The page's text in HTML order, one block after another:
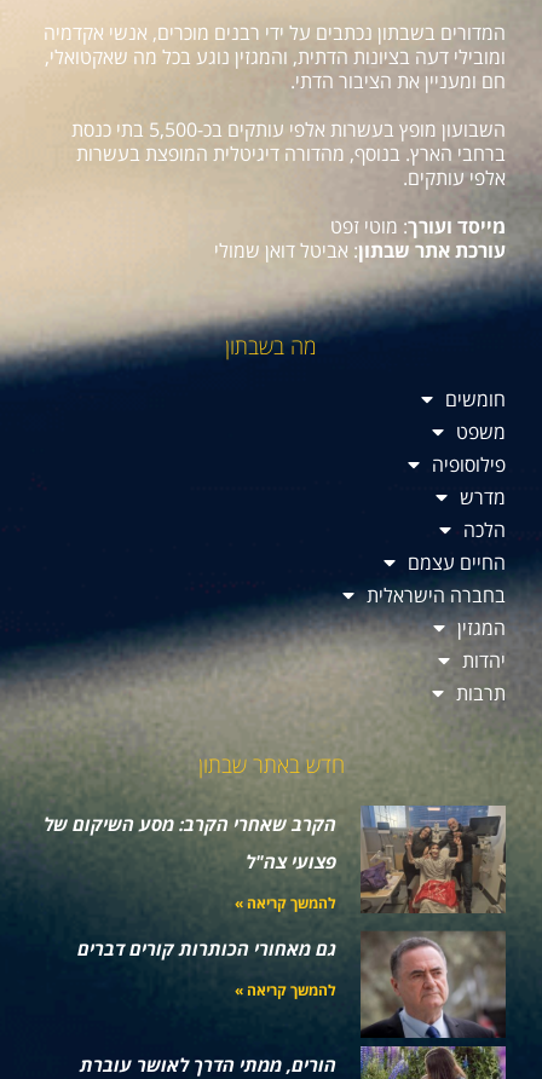
המדורים בשבתון נכתבים על ידי רבנים מוכרים, אנשי אקדמיה
ומובילי דעה בציונות הדתית, והמגזין נוגע בכל מה שאקטואלי,
חם ומעניין את הציבור הדתי.
השבועון מופץ בעשרות אלפי עותקים בכ-5,500 בתי כנסת
ברחבי הארץ. בנוסף, מהדורה דיגיטלית המופצת בעשרות
אלפי עותקים.
מייסד ועורך: מוטי זפט
עורכת אתר שבתון: אביטל דואן שמולי
מה בשבתון
חומשים
משפט
פילוסופיה
מדרש
הלכה
החיים עצמם
בחברה הישראלית
המגזין
יהדות
תרבות
חדש באתר שבתון
הקרב שאחרי הקרב: מסע השיקום של
פצועי צה"ל
להמשך קריאה »
גם מאחורי הכותרות קורים דברים
להמשך קריאה »
הורים, ממתי הדרך לאושר עוברת